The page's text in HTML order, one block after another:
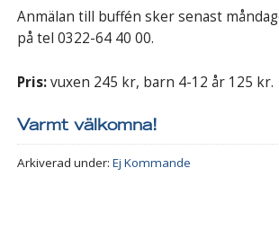
Anmälan till buffén sker senast
på tel 0322-64 40 00.
Pris:vuxen 245 kr, barn 4-12 år 125 kr.
Varmt välkomna!
Arkiverad under:Ej Kommande